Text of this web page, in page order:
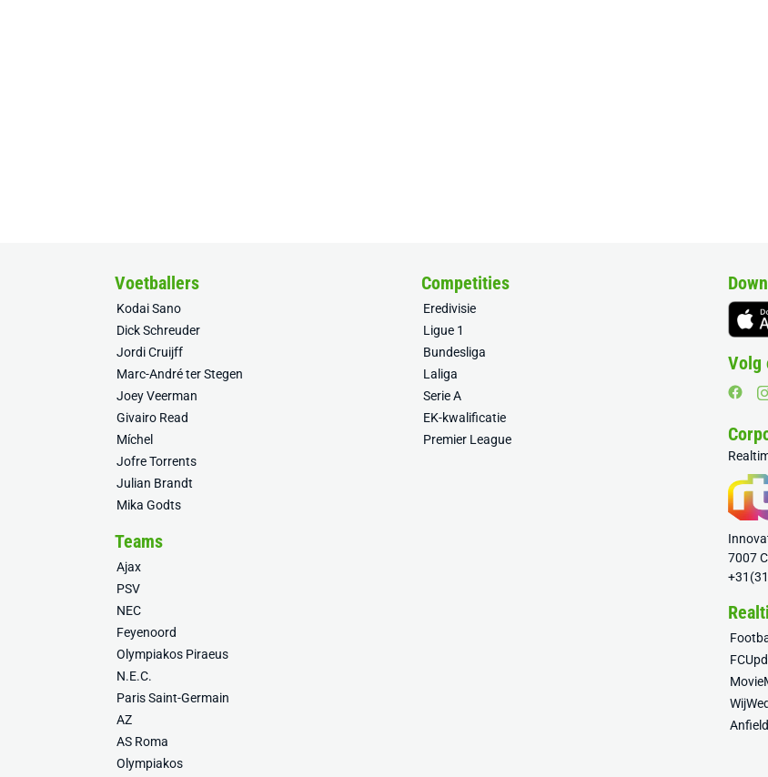
Voetballers
Kodai Sano
Dick Schreuder
Jordi Cruijff
Marc-André ter Stegen
Joey Veerman
Givairo Read
Míchel
Jofre Torrents
Julian Brandt
Mika Godts
Competities
Eredivisie
Ligue 1
Bundesliga
Laliga
Serie A
EK-kwalificatie
Premier League
Teams
Ajax
PSV
NEC
Feyenoord
Olympiakos Piraeus
N.E.C.
Paris Saint-Germain
AZ
AS Roma
Olympiakos
Volg
7007